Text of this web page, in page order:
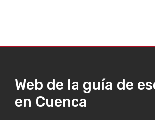
Web de la guía de
en Cuenca